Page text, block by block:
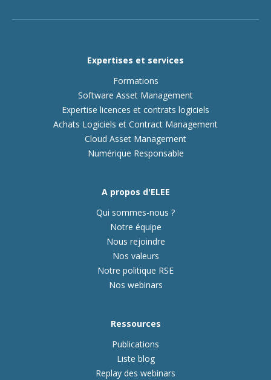
Expertises et services
Formations
Software Asset Management
Expertise licences et contrats logiciels
Achats Logiciels et Contract Management
Cloud Asset Management
Numérique Responsable
A propos d'ELEE
Qui sommes-nous ?
Notre équipe
Nous rejoindre
Nos valeurs
Notre politique RSE
Nos webinars
Ressources
Publications
Liste blog
Replay des webinars